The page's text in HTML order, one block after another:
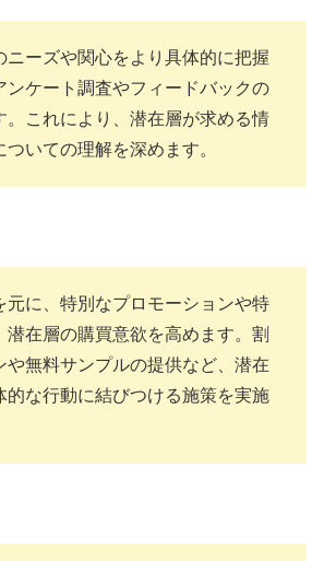
ニーズや関心をより具体的に把握
ンケート調査やフィードバックの
。これにより、潜在層が求める情
いての理解を深めます。
元に、特別なプロモーションや特
潜在層の購買意欲を高めます。割
や無料サンプルの提供など、潜在
的な行動に結びつける施策を実施